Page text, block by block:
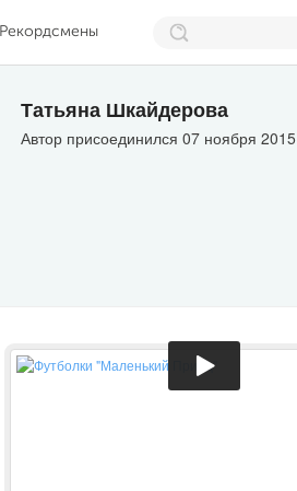
Рекордсмены
Татьяна Шкайдерова
Автор присоединился 07 ноября 2015